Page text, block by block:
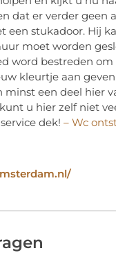
dat er verder geen
een stukadoor. Hij
moet worden
word bestreden
kleurtje aan
minst een deel hier
u hier zelf niet
dek! – Wc